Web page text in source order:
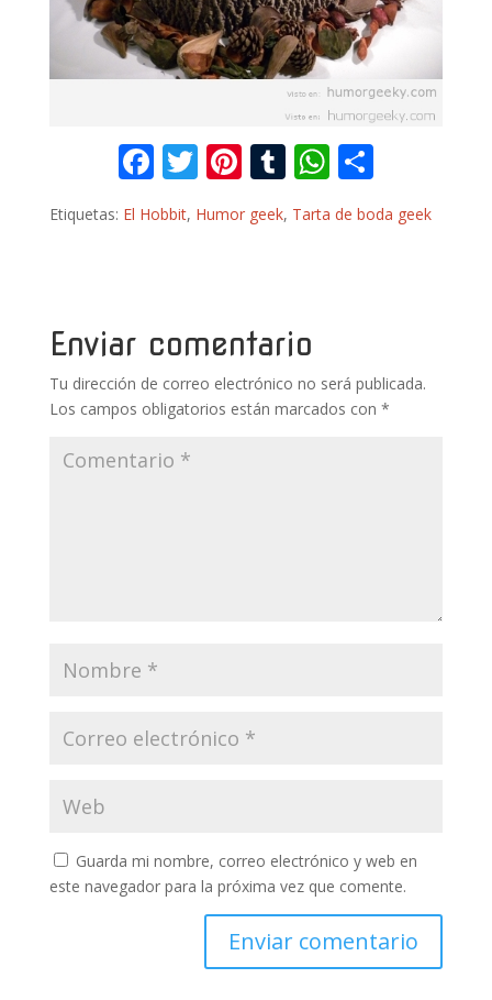
F
ac
e
o
k
T
w
itt
Pi
nt
er
T
u
m
W
h
at
p
o
m
r
Etiquetas: El Hobbit, Humor geek, Tarta de boda geek
Enviar comentario
Tu dirección de correo electrónico no será publicada.
Los campos obligatorios están marcados con *
Guarda mi nombre, correo electrónico y web en
este navegador para la próxima vez que comente.